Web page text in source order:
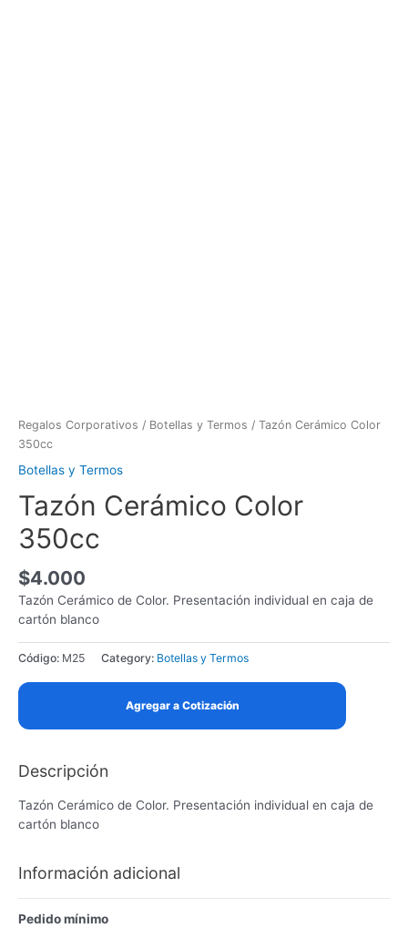
Regalos Corporativos / Botellas y Termos / Tazón Cerámico Color
350cc
Botellas y Termos
Tazón Cerámico Color
350cc
$4.000
Tazón Cerámico de Color. Presentación individual en caja de
cartón blanco
Código: M25 Category: Botellas y Termos
Agregar a Cotización
Descripción
Tazón Cerámico de Color. Presentación individual en caja de
cartón blanco
Información adicional
Pedido mínimo